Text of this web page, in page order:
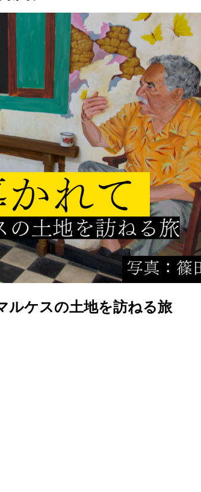
ルケスの土地を訪ねる旅